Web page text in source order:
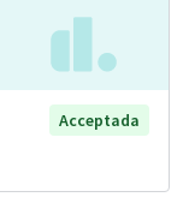
Acceptada